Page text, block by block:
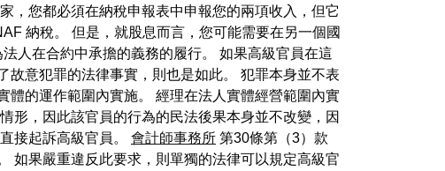
，您都必須在納稅申報表中申報您的兩項收入，但它
納稅。 但是，就股息而言，您可能需要在另一個國
人在合約中承擔的義務的履行。 如果高級官員在這
意犯罪的法律事實，則也是如此。 犯罪本身並不表
體的運作範圍內實施。 經理在法人實體經營範圍內實
形，因此該官員的行為的民法後果本身並不改變，因
接起訴高級官員。 會計師事務所 第30條第（3）款
如果嚴重違反此要求，則單獨的法律可以規定高級官